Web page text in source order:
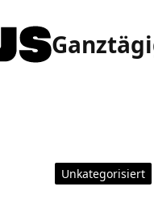
Unkategorisiert